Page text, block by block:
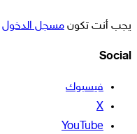
يجب أنت تكون مسجل الدخول
Social
فيسبوك
‫X
‫YouTube